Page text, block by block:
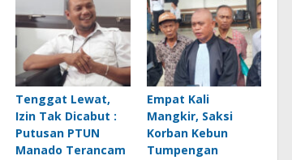
Tenggat Lewat,
Izin Tak Dicabut :
Putusan PTUN
Manado Terancam
Empat Kali
Mangkir, Saksi
Korban Kebun
Tumpengan